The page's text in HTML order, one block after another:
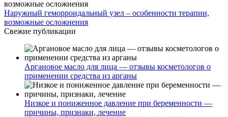
Наружный геморроидальный узел – особенности терапии,
возможные осложнения
Свежие публикации
Аргановое масло для лица — отзывы косметологов о
применении средства из арганы
Низкое и пониженное давление при беременности —
причины, признаки, лечение